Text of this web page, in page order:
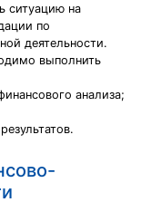
ситуацию на
по
деятельности.
выполнить
анализа;